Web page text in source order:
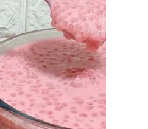
para
Lucrar!